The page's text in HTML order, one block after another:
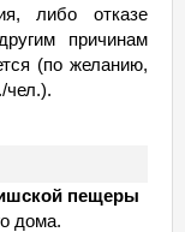
либо отказе
причинам
(по желанию,
чел.).
пещеры
дома.